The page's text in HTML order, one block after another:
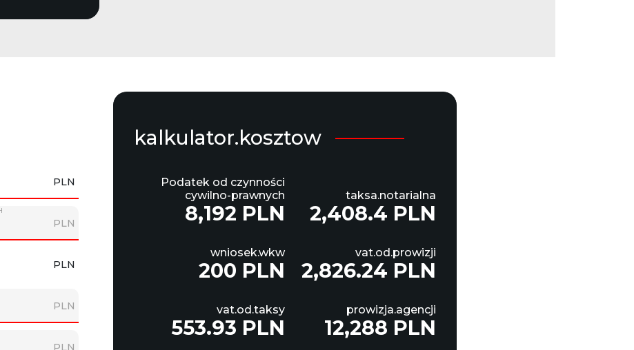
kalkulator.kosztow
Podatek od czynności
cywilno-prawnych
8,192 PLN
taksa.notarialna
2,408.4 PLN
wniosek.wkw
200 PLN
vat.od.prowizji
2,826.24 PLN
vat.od.taksy
553.93 PLN
prowizja.agencji
12,288 PLN
PLN
PLN
PLN
PLN
PLN